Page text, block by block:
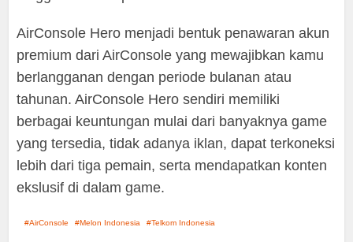
AirConsole Hero menjadi bentuk penawaran akun
premium dari AirConsole yang mewajibkan kamu
berlangganan dengan periode bulanan atau
tahunan. AirConsole Hero sendiri memiliki
berbagai keuntungan mulai dari banyaknya game
yang tersedia, tidak adanya iklan, dapat terkoneksi
lebih dari tiga pemain, serta mendapatkan konten
ekslusif di dalam game.
AirConsole Melon Indonesia Telkom Indonesia